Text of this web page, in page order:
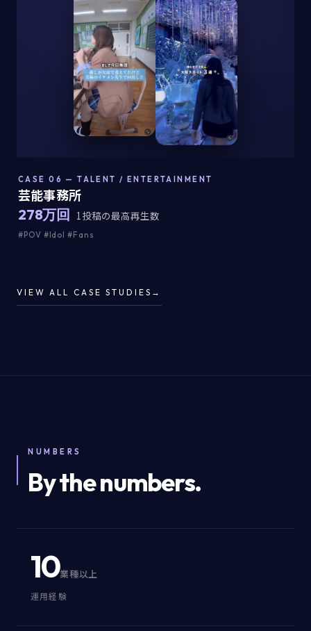
CASE 06 — TALENT / ENTERTAINMENT
芸能事務所
278万回 1投稿の最高再生数
#POV #Idol #Fans
VIEW ALL CASE STUDIES →
NUMBERS
By the numbers.
10業種以上
運用経験